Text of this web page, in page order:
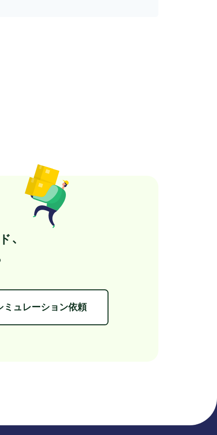
、
ミュレーション依頼